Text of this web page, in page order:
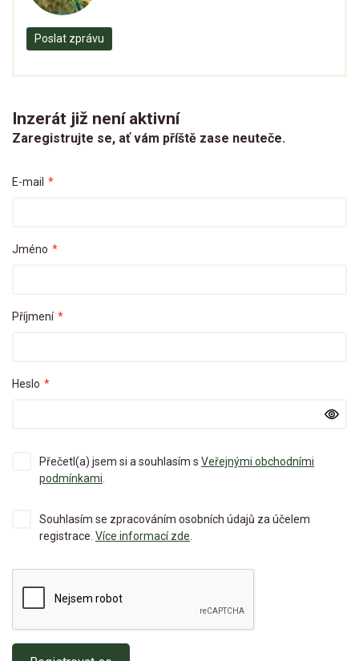
Poslat zprávu
Inzerát již není aktivní
Zaregistrujte se, ať vám příště zase neuteče.
E-mail *
Jméno *
Příjmení *
Heslo *
Přečetl(a) jsem si a souhlasím s Veřejnými obchodními
podmínkami.
Souhlasím se zpracováním osobních údajů za účelem
registrace. Více informací zde.